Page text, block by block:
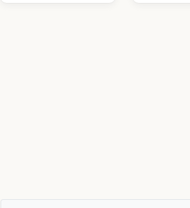
2.5（Wikimedia Commons）
claims). / CC BY